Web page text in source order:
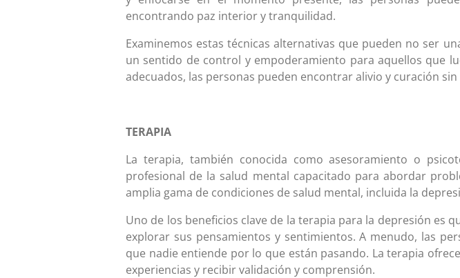
encontrando paz interior y tranquilidad.
Examinemos estas técnicas alternativas que pueden no ser
un sentido de control y empoderamiento para aquellos que
adecuados, las personas pueden encontrar alivio y curación
TERAPIA
La terapia, también conocida como asesoramiento o
profesional de la salud mental capacitado para abordar
amplia gama de condiciones de salud mental, incluida la
Uno de los beneficios clave de la terapia para la depresión es
explorar sus pensamientos y sentimientos. A menudo, las
que nadie entiende por lo que están pasando. La terapia
experiencias y recibir validación y comprensión.